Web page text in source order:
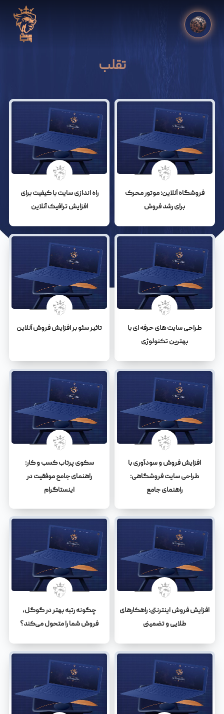
تقلب
فروشگاه آنلاین: موتور محرک
برای رشد فروش
راه اندازی سایت با کیفیت برای
افزایش ترافیک آنلاین
طراحی سایت های حرفه ای با
بهترین تکنولوژی
تاثیر سئو بر افزایش فروش آنلاین
افزایش فروش و سودآوری با
طراحی سایت فروشگاهی:
راهنمای جامع
سکوی پرتاب کسب و کار:
راهنمای جامع موفقیت در
اینستاگرام
افزایش فروش اینترنتی: راهکارهای
طلایی و تضمینی
چگونه رتبه بهتر در گوگل،
فروش شما را متحول می‌کند؟